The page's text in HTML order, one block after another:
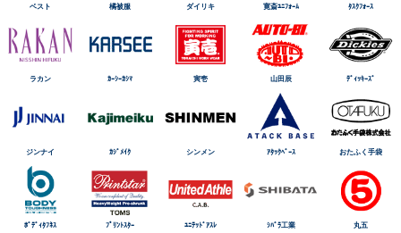
ベスト 橘被服 ダイリキ 寛斎ﾕﾆﾌｫｰﾑ ﾀｽｸﾌｫｰｽ
ラカン ｶｰｼｰｶｼﾏ 寅壱 山田辰 ﾃﾞｨｯｷｰｽﾞ
ジンナイ ｶｼﾞﾒｲｸ シンメン ｱﾀｯｸﾍﾞｰｽ おたふく手袋
ﾎﾞﾃﾞｨﾀﾌﾈｽ ﾌﾟﾘﾝﾄｽﾀｰ ﾕﾆﾃｯﾄﾞｱｽﾚ ｼﾊﾞﾗ工業 丸五